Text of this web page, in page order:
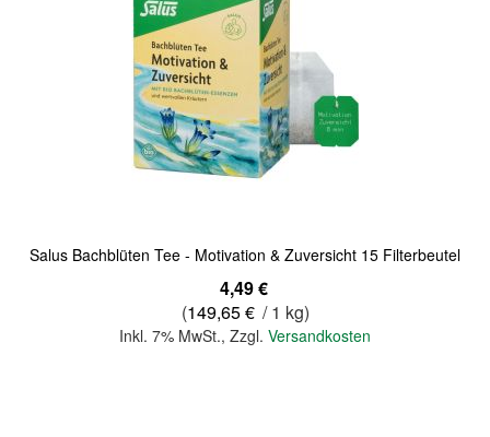
Salus Bachblüten Tee - Motivation & Zuversicht 15 Filterbeutel
4,49 €
(149,65 € / 1 kg)
Inkl. 7% MwSt., Zzgl. Versandkosten